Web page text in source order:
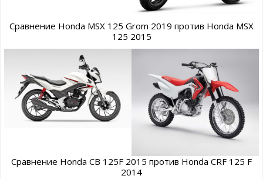
Сравнение Honda MSX 125 Grom 2019 против Honda MSX
125 2015
Сравнение Honda CB 125F 2015 против Honda CRF 125 F
2014